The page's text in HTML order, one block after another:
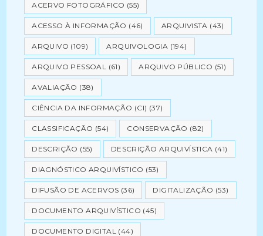
ACERVO FOTOGRÁFICO (55)
ACESSO À INFORMAÇÃO (46) ARQUIVISTA (43)
ARQUIVO (109) ARQUIVOLOGIA (194)
ARQUIVO PESSOAL (61) ARQUIVO PÚBLICO (51)
AVALIAÇÃO (38)
CIÊNCIA DA INFORMAÇÃO (CI) (37)
CLASSIFICAÇÃO (54) CONSERVAÇÃO (82)
DESCRIÇÃO (55) DESCRIÇÃO ARQUIVÍSTICA (41)
DIAGNÓSTICO ARQUIVÍSTICO (53)
DIFUSÃO DE ACERVOS (36) DIGITALIZAÇÃO (53)
DOCUMENTO ARQUIVÍSTICO (45)
DOCUMENTO DIGITAL (44)